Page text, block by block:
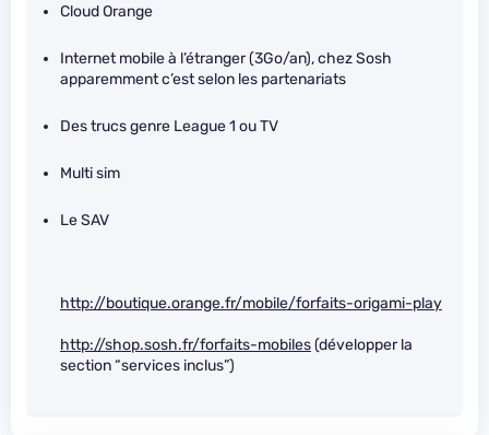
Cloud Orange
Internet mobile à l’étranger (3Go/an), chez Sosh
apparemment c’est selon les partenariats
Des trucs genre League 1 ou TV
Multi sim
Le SAV
http://boutique.orange.fr/mobile/forfaits-origami-play
http://shop.sosh.fr/forfaits-mobiles(développer la
section “services inclus”)